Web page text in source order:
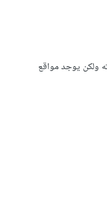
ولكن يوجد مواقع